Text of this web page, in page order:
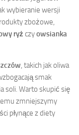
wybieranie wersji
zbożowe,
ryż czyowsianka
, takich jak oliwa
smak
soli. Warto skupić się
zmniejszymy
płynące z diety